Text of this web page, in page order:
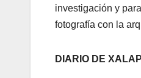
investigación y
fotografía con la
DIARIO DE